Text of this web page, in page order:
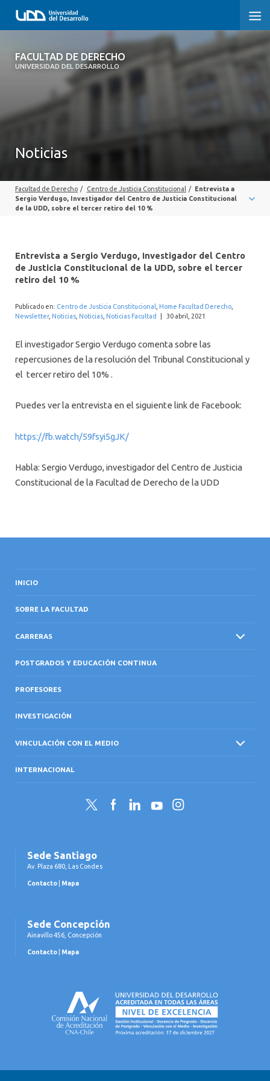
FACULTAD DE DERECHO
UNIVERSIDAD DEL DESARROLLO
FACULTAD DE DERECHO
SOBRE LA FACULTAD
PROFESORES
INTERNACIONAL
Noticias
Facultad de Derecho / Centro de Justicia Constitucional / Entrevista a
Sergio Verdugo, Investigador del Centro de Justicia Constitucional
de la UDD, sobre el tercer retiro del 10 %
Entrevista a Sergio Verdugo, Investigador del Centro
de Justicia Constitucional de la UDD, sobre el tercer
retiro del 10 %
Publicado en: Centro de Justicia Constitucional Home Facultad Derecho
Newsletter, Noticias Noticias Noticias Facultad 30 abril, 2021
El investigador Sergio Verdugo comenta sobre las
repercusiones de la resolución del Tribunal Constitucional y
el tercer retiro del 10% .
Puedes ver la entrevista en el siguiente link de Facebook:
https://fb.watch/59fsyi5gJK/
Habla: Sergio Verdugo, investigador del Centro de Justicia
Constitucional de la Facultad de Derecho de la UDD
INICIO
SOBRE LA FACULTAD
CARRERAS
POSTGRADOS Y EDUCACIÓN CONTINUA
PROFESORES
INVESTIGACIÓN
VINCULACIÓN CON EL MEDIO
INTERNACIONAL
Twitter FacebookLinkedInYouTubeInstagram
Sede Santiago
Av. Plaza 680, Las Condes
Contacto Mapa
Sede Concepción
Ainavillo 456, Concepción
Contacto Mapa